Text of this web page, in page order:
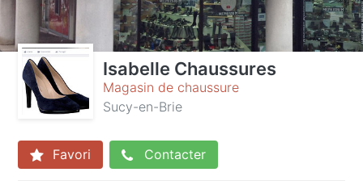
Isabelle Chaussures
Magasin de chaussure
Sucy-en-Brie
Favori Contacter